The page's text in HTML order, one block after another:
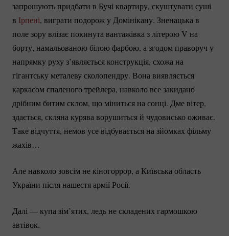
запрошують придбати в Бучі квартиру, скуштувати суші
в Ірпені, виграти подорож у Домінікану. Зненацька в
поле зору влізає покинута вантажівка з літерою V на
борту, намальованою білою фарбою, а згодом праворуч у
напрямку руху з’являється конструкція, схожа на
гігантську металеву сколопендру. Вона виявляється
каркасом спаленого трейлера, навколо все закидано
дрібним битим склом, що міниться на сонці. Дме вітер,
здається, скляна курява ворушиться й чудовисько оживає.
Таке відчуття, немов усе відбувається на зйомках фільму
жахів…
Але навколо зовсім не кіногоррор, а Київська область
України після нашестя армії Росії.
Далі — купа зім’ятих, ледь не складених гармошкою
автівок.